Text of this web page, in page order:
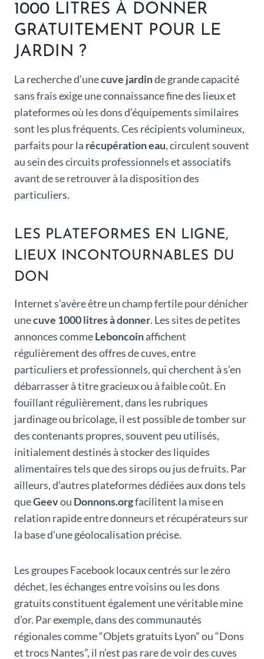
1000 LITRES À DONNER
GRATUITEMENT POUR LE
JARDIN ?
La recherche d’unecuve jardinde grande capacité
sans frais exige une connaissance fine des lieux et
plateformes où les dons d’équipements similaires
sont les plus fréquents. Ces récipients volumineux,
parfaits pour la récupération eau, circulent souvent
au sein des circuits professionnels et associatifs
avant de se retrouver à la disposition des
particuliers.
LES PLATEFORMES EN LIGNE,
LIEUX INCONTOURNABLES DU
DON
Internet s’avère être un champ fertile pour dénicher
unecuve 1000 litres à donner. Les sites de petites
annonces commeLeboncoinaffichent
régulièrement des offres de cuves, entre
particuliers et professionnels, qui cherchent à s’en
débarrasser à titre gracieux ou à faible coût. En
fouillant régulièrement, dans les rubriques
jardinage ou bricolage, il est possible de tomber sur
des contenants propres, souvent peu utilisés,
initialement destinés à stocker des liquides
alimentaires tels que des sirops ou jus de fruits. Par
ailleurs, d’autres plateformes dédiées aux dons tels
queGeevou Donnons.orgfacilitent la mise en
relation rapide entre donneurs et récupérateurs sur
la base d’une géolocalisation précise.
Les groupes Facebook locaux centrés sur le zéro
déchet, les échanges entre voisins ou les dons
gratuits constituent également une véritable mine
d’or. Par exemple, dans des communautés
régionales comme “Objets gratuits Lyon” ou “Dons
et trocs Nantes”, il n’est pas rare de voir des cuves